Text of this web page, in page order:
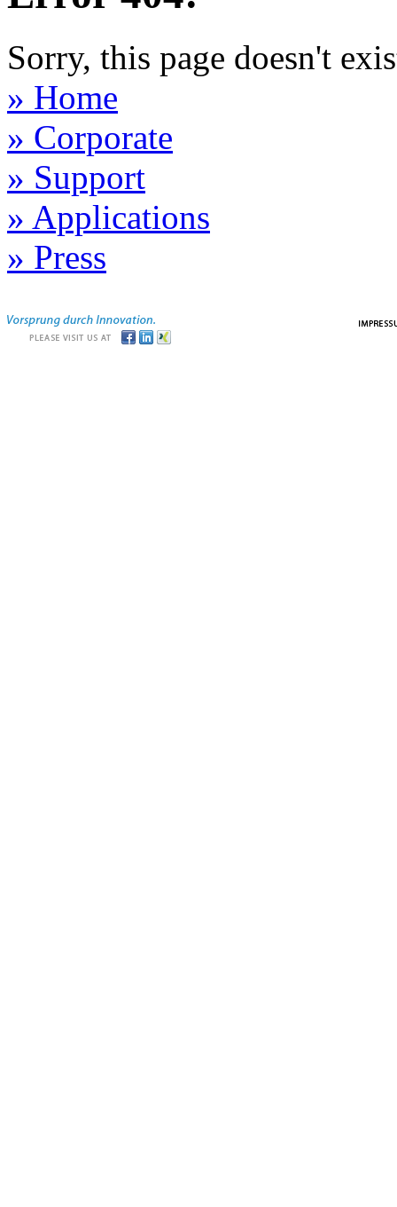
Sorry, this page doesn't
» Home
» Corporate
» Support
» Applications
» Press